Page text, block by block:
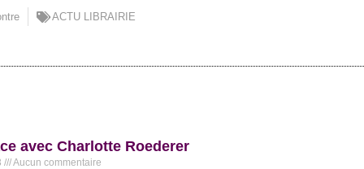
ACTU LIBRAIRIE
avec Charlotte Roederer
Aucun commentaire